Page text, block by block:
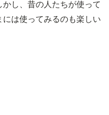
し、昔の人たちが使って
は使ってみるのも楽しい